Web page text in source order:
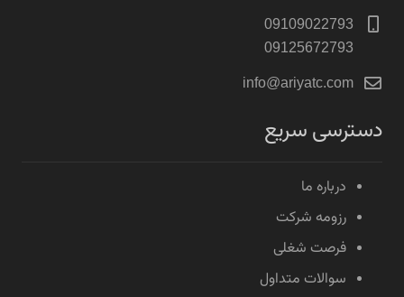
09109022793
09125672793
info@ariyatc.com
دسترسی سریع
درباره ما
رزومه شرکت
فرصت شغلی
سوالات متداول